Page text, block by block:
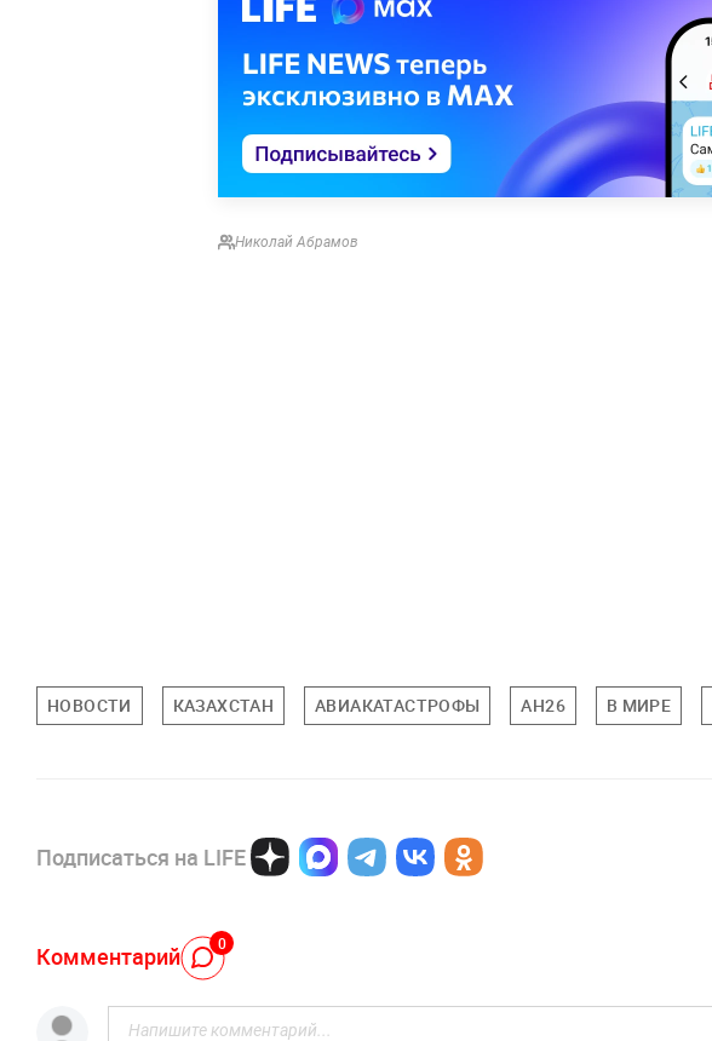
Николай Абрамов
НОВОСТИ КАЗАХСТАН АВИАКАТАСТРОФЫ АН26 В МИРЕ
Подписаться на LIFE
Комментарий 0